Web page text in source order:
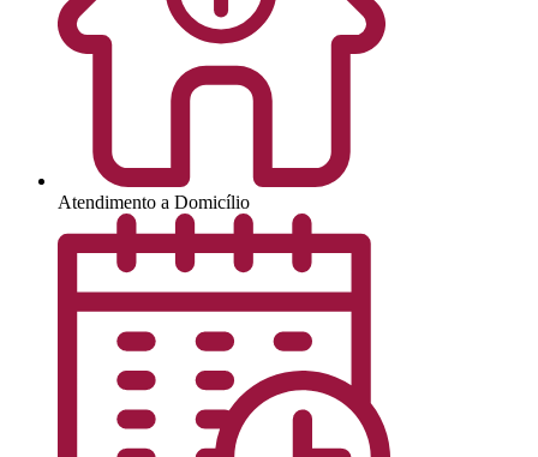
Atendimento a Domicílio